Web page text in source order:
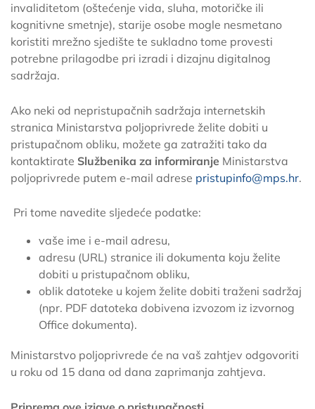
invaliditetom (oštećenje vida, sluha, motoričke ili
kognitivne smetnje), starije osobe mogle nesmetano
koristiti mrežno sjedište te sukladno tome provesti
potrebne prilagodbe pri izradi i dizajnu digitalnog
sadržaja.
Ako neki od nepristupačnih sadržaja internetskih
stranica Ministarstva poljoprivrede želite dobiti u
pristupačnom obliku, možete ga zatražiti tako da
kontaktirate Službenika za informiranje Ministarstva
poljoprivrede putem e-mail adrese pristupinfo@mps.hr.
Pri tome navedite sljedeće podatke:
vaše ime i e-mail adresu,
adresu (URL) stranice ili dokumenta koju želite
dobiti u pristupačnom obliku,
oblik datoteke u kojem želite dobiti traženi sadržaj
(npr. PDF datoteka dobivena izvozom iz izvornog
Office dokumenta).
Ministarstvo poljoprivrede će na vaš zahtjev odgovoriti
u roku od 15 dana od dana zaprimanja zahtjeva.